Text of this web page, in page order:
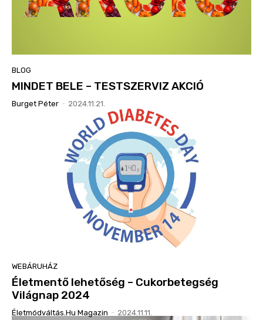
BLOG
MINDET BELE – TESTSZERVIZ AKCIÓ
Burget Péter - 2024.11.21.
WEBÁRUHÁZ
Életmentő lehetőség – Cukorbetegség
Világnap 2024
Életmódváltás.hu Magazin - 2024.11.11.